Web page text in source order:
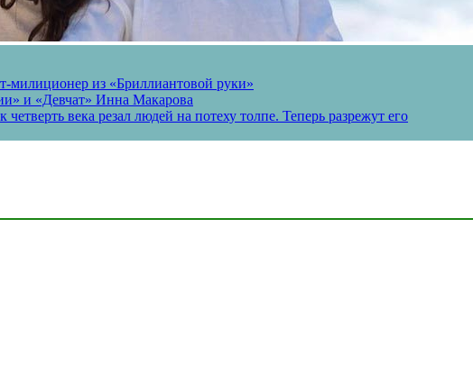
милиционер из «Бриллиантовой руки»
и «Девчат» Инна Макарова
века резал людей на потеху толпе. Теперь разрежут его